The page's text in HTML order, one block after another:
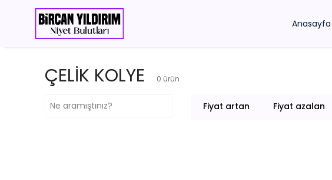
Anasayfa
ÇELİK KOLYE 0 ürün
Fiyat artan Fiyat azalan